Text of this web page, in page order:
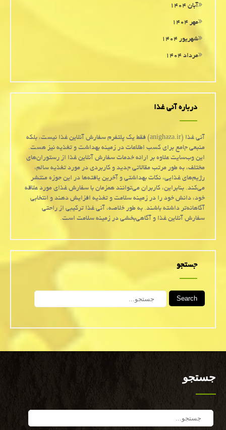
آبان ۱۴۰۴
مهر ۱۴۰۴
شهریور ۱۴۰۴
مرداد ۱۴۰۴
درباره آنی غذا
آنی غذا (anighaza.ir) فقط یک پلتفرم سفارش آنلاین غذا نیست، بلکه
منبعی جامع برای کسب اطلاعات در زمینه بهداشت و تغذیه نیز هست.
این وب‌سایت علاوه بر ارائه خدمات سفارش آنلاین غذا از رستوران‌های
مختلف، به طور مرتب مقالاتی جدید و کاربردی در مورد تغذیه سالم،
رژیم‌های غذایی، نکات بهداشتی و آخرین یافته‌ها در این حوزه منتشر
می‌کند. بنابراین، کاربران می‌توانند همزمان با سفارش غذای مورد علاقه
خود، دانش خود را در زمینه سلامت و تغذیه افزایش دهند و انتخابی
آگاهانه‌تر داشته باشند. به طور خلاصه، آنی غذا ترکیبی از راحتی
سفارش آنلاین غذا و آگاهی‌بخشی در زمینه سلامت است.
جستجو
Search
جستجو